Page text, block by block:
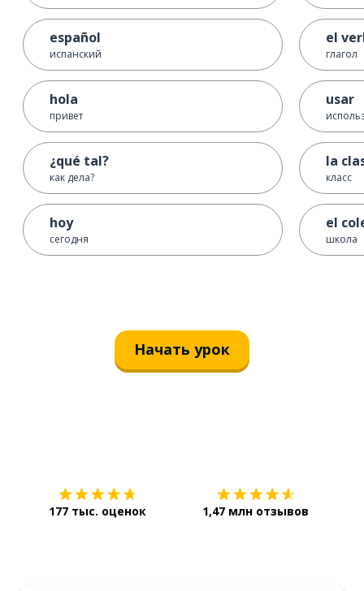
español
испанский
hola
привет
¿qué tal?
как дела?
hoy
сегодня
el
глагол
usar
la
класс
el
школа
Начать урок
177 тыс. оценок 1,47 млн отзывов